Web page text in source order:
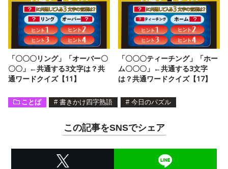
「〇〇〇リング」「オーバー〇
〇〇」←共通する3文字は？共
通ワードクイズ【11】
「〇〇〇ティーチング」「ホー
ム〇〇〇」←共通する3文字
は？共通ワードクイズ【17】
ことば # 書きかけ四字熟語 # 今日のパズル
この記事をSNSでシェア